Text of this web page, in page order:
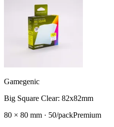
Gamegenic
Big Square Clear: 82x82mm
80 × 80 mm · 50/packPremium